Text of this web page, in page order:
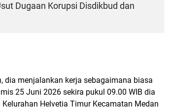
Dugaan Korupsi Disdikbud dan
dia menjalankan kerja sebagaimana biasa
25 Juni 2026 sekira pukul 09.00 WIB dia
Helvetia Timur Kecamatan Medan